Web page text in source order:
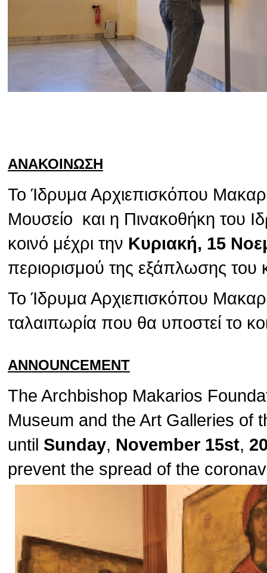
ΑΝΑΚΟΙΝΩΣΗ
Το Ίδρυμα Αρχιεπισκόπου
Μουσείο και η Πινακοθήκη του
κοινό μέχρι την Κυριακή, 15
περιορισμού της εξάπλωσης του
Το Ίδρυμα Αρχιεπισκόπου
ταλαιπωρία που θα υποστεί το
ANNOUNCEMENT
The Archbishop Makarios
Museum and the Art Galleries of
until Sunday, November 15st,
prevent the spread of the